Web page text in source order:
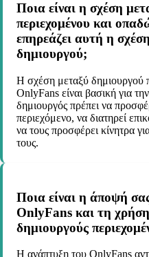
Ποια είναι η σχέση
περιεχομένου και
επηρεάζει αυτή η
δημιουργού;
Η σχέση μεταξύ δημιουργού
OnlyFans είναι βασική για
δημιουργός πρέπει να
περιεχόμενο, να διατηρεί
να τους προσφέρει κίνητρα
τους.
Ποια είναι η άποψή
OnlyFans και τη
δημιουργούς
Η ανάπτυξη του OnlyFans